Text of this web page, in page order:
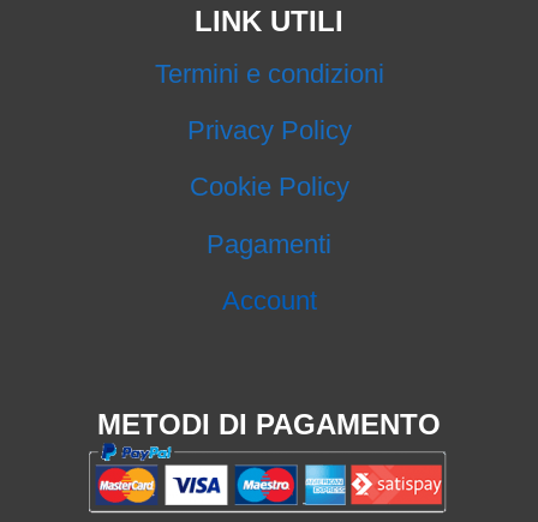
LINK UTILI
Termini e condizioni
Privacy Policy
Cookie Policy
Pagamenti
Account
METODI DI PAGAMENTO